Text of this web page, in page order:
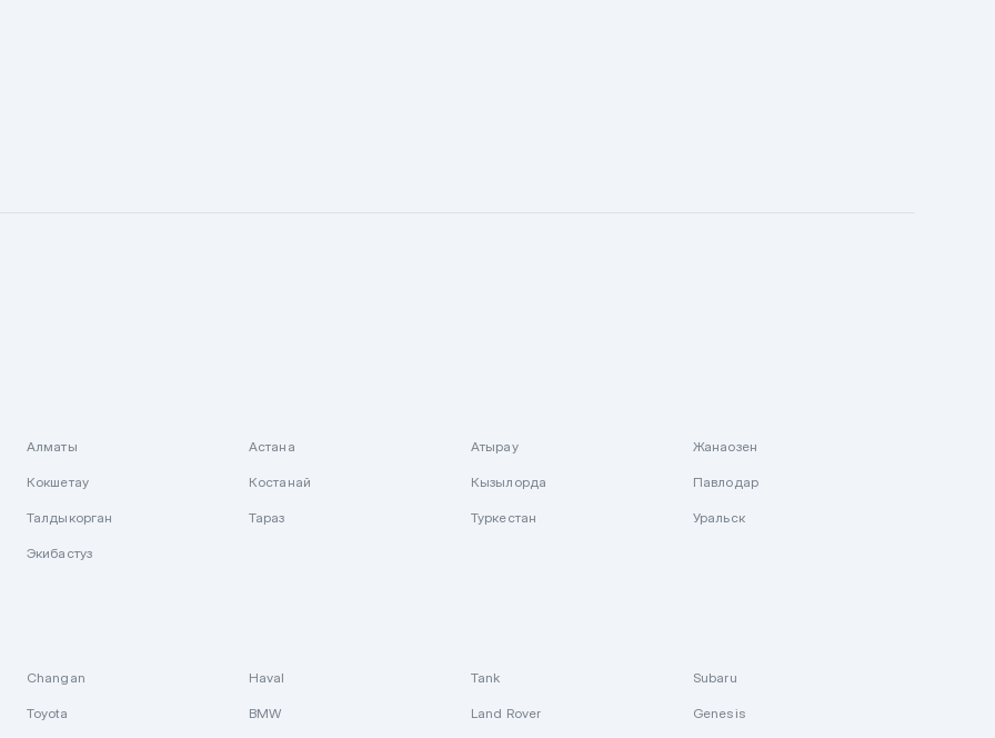
Алматы Астана Атырау Жанаозен
Кокшетау Костанай Кызылорда Павлодар
Талдыкорган Тараз Туркестан Уральск
Экибастуз
Changan Haval Tank Subaru
Toyota BMW Land Rover Genesis